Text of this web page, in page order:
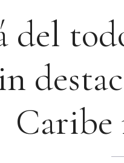
del
Caribe